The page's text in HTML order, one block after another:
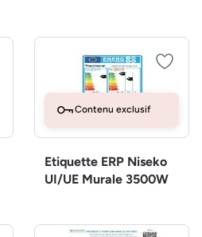
Contenu exclusif
Etiquette ERP Niseko
UI/UE Murale 3500W